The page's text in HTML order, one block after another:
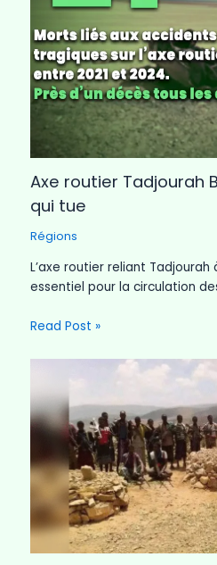
Axe routier Tadjourah
qui tue
Régions
L’axe routier reliant Tadjourah
essentiel pour la circulation
Read Post »